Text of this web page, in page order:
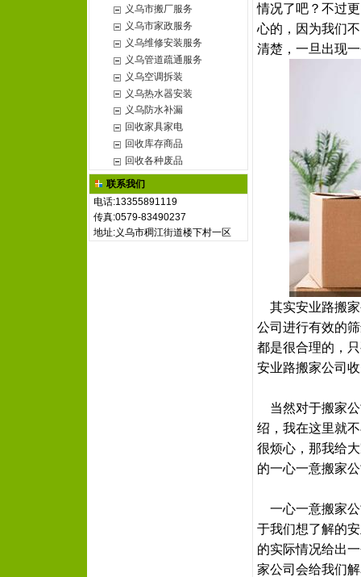
义乌市搬厂服务
义乌市家政服务
义乌维修安装服务
义乌管道疏通服务
义乌空调拆装
义乌热水器安装
义乌防水补漏
回收家具家电
回收库存商品
回收各种废品
联系我们
电话:13355891119
传真:0579-83490237
地址:义乌市稠江街道楼下村一区
情况了吧？不过
心的，因为我们
清楚，一旦出现
其实安业路搬家
公司进行有效的
都是很合理的，
安业路搬家公司
当然对于搬家公
绍，我在这里就
很烦心，那我给
的一心一意搬家
一心一意搬家公
于我们想了解的
的实际情况给出
家公司会给我们